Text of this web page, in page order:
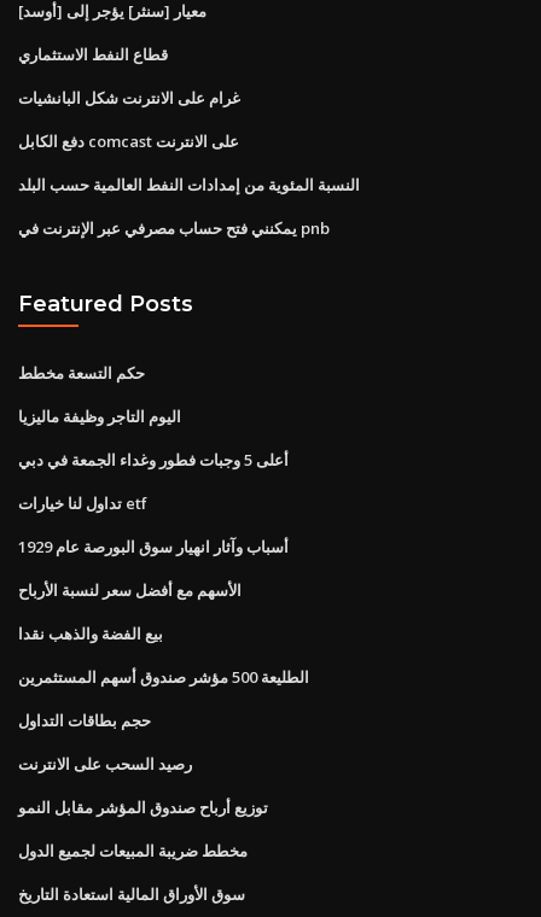
معيار [سنثر] يؤجر إلى [أوسد]
قطاع النفط الاستثماري
غرام على الانترنت شكل البانشيات
دفع الكابل comcast على الانترنت
النسبة المئوية من إمدادات النفط العالمية حسب البلد
يمكنني فتح حساب مصرفي عبر الإنترنت في pnb
Featured Posts
حكم التسعة مخطط
اليوم التاجر وظيفة ماليزيا
أعلى 5 وجبات فطور وغداء الجمعة في دبي
تداول لنا خيارات etf
أسباب وآثار انهيار سوق البورصة عام 1929
الأسهم مع أفضل سعر لنسبة الأرباح
بيع الفضة والذهب نقدا
الطليعة 500 مؤشر صندوق أسهم المستثمرين
حجم بطاقات التداول
رصيد السحب على الانترنت
توزيع أرباح صندوق المؤشر مقابل النمو
مخطط ضريبة المبيعات لجميع الدول
سوق الأوراق المالية استعادة التاريخ